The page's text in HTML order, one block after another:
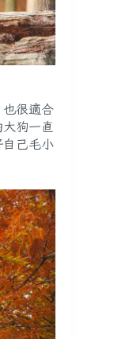
也很適合
狗一直
己毛小